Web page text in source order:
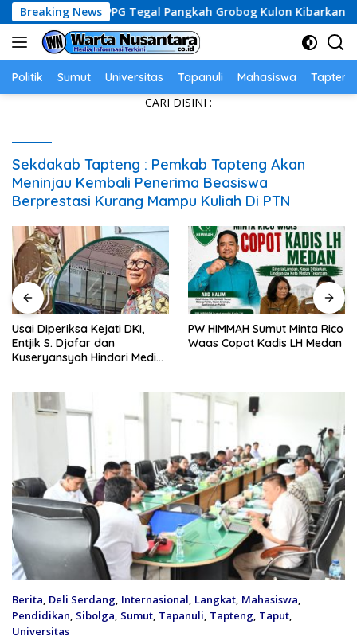
Skip
to
content
Breaking News
81, SPPG Tegal Pangkah Grobog Kulon Kibarkan Semangat
Politik Sumut Universitas Tapanuli Mahasiswa Tapteng
CARI DISINI :
Sekdakab Tapteng : Pemkab Tapteng Akan
Meninjau Kembali Penerima Beasiswa
Berprestasi Kurang Mampu Kuliah Di PTN
Kejati DKI,
S. Djafar dan
Hindari Media,
PW HIMMAH Sumut Minta Rico
Waas Copot Kadis LH Medan
Berita, Deli Serdang, Internasional, Langkat, Mahasiswa,
Pendidikan, Sibolga, Sumut, Tapanuli, Tapteng, Taput,
Universitas